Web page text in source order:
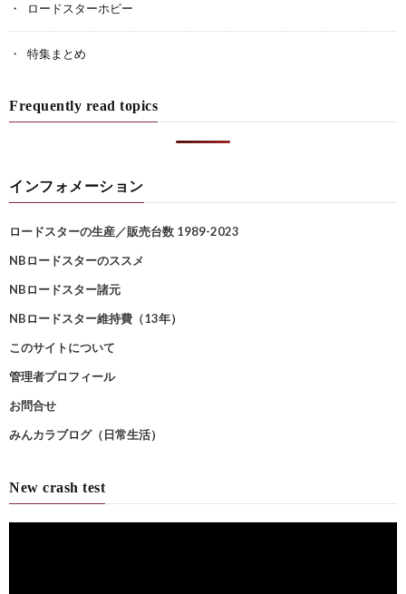
ロードスターホビー
特集まとめ
Frequently read topics
インフォメーション
ロードスターの生産／販売台数 1989-2023
NBロードスターのススメ
NBロードスター諸元
NBロードスター維持費（13年）
このサイトについて
管理者プロフィール
お問合せ
みんカラブログ（日常生活）
New crash test
動